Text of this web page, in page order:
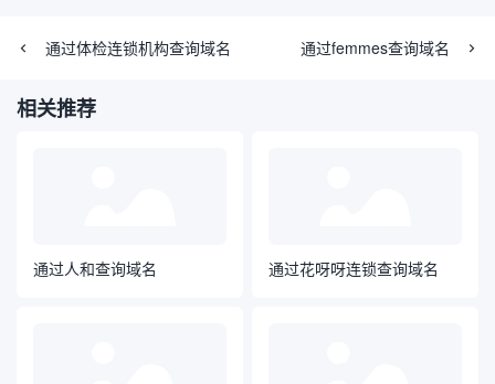
通过体检连锁机构查询域名 通过femmes查询域名
相关推荐
通过人和查询域名 通过花呀呀连锁查询域名